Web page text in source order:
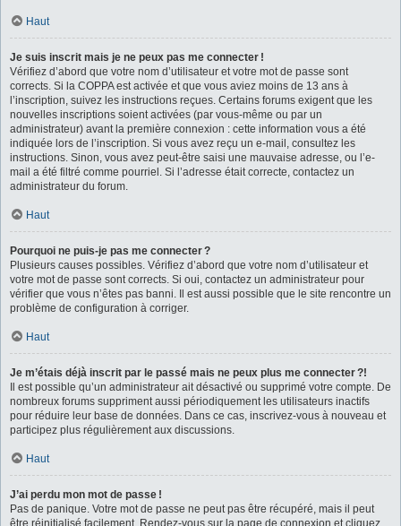
Haut
Je suis inscrit mais je ne peux pas me connecter !
Vérifiez d’abord que votre nom d’utilisateur et votre mot de passe sont
corrects. Si la COPPA est activée et que vous aviez moins de 13 ans à
l’inscription, suivez les instructions reçues. Certains forums exigent que les
nouvelles inscriptions soient activées (par vous-même ou par un
administrateur) avant la première connexion : cette information vous a été
indiquée lors de l’inscription. Si vous avez reçu un e-mail, consultez les
instructions. Sinon, vous avez peut-être saisi une mauvaise adresse, ou l’e-
mail a été filtré comme pourriel. Si l’adresse était correcte, contactez un
administrateur du forum.
Haut
Pourquoi ne puis-je pas me connecter ?
Plusieurs causes possibles. Vérifiez d’abord que votre nom d’utilisateur et
votre mot de passe sont corrects. Si oui, contactez un administrateur pour
vérifier que vous n’êtes pas banni. Il est aussi possible que le site rencontre un
problème de configuration à corriger.
Haut
Je m’étais déjà inscrit par le passé mais ne peux plus me connecter ?!
Il est possible qu’un administrateur ait désactivé ou supprimé votre compte. De
nombreux forums suppriment aussi périodiquement les utilisateurs inactifs
pour réduire leur base de données. Dans ce cas, inscrivez-vous à nouveau et
participez plus régulièrement aux discussions.
Haut
J’ai perdu mon mot de passe !
Pas de panique. Votre mot de passe ne peut pas être récupéré, mais il peut
être réinitialisé facilement. Rendez-vous sur la page de connexion et cliquez